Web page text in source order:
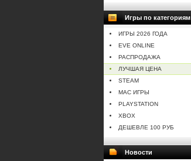
Игры по категориям
ИГРЫ 2026 ГОДА
EVE ONLINE
РАСПРОДАЖА
ЛУЧШАЯ ЦЕНА
STEAM
MAC ИГРЫ
PLAYSTATION
XBOX
ДЕШЕВЛЕ 100 РУБ
Новости